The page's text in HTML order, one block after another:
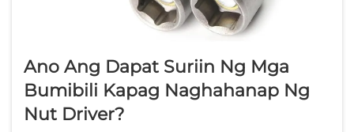
Ano Ang Dapat Suriin Ng Mga
Bumibili Kapag Naghahanap Ng
Nut Driver?